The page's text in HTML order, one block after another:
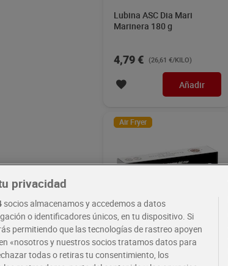
Lubina ASC Dia Mari
Marinera 180 g
4,79 € (26,61 €/KILO)
Añadir
Air Fryer
Gambón crudo Dia Mari
Marinera 800 g
privacidad
socios almacenamos y accedemos a datos
o identificadores únicos, en tu dispositivo. Si
permitiendo que las tecnologías de rastreo apoyen
«nosotros y nuestros socios tratamos datos para
todas o retiras tu consentimiento, los